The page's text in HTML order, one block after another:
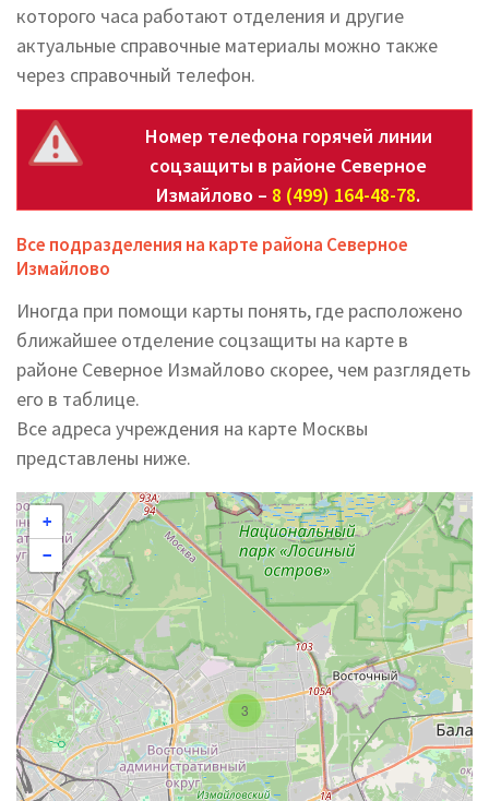
которого часа работают отделения и другие
актуальные справочные материалы можно также
через справочный телефон.
Номер телефона горячей линии
соцзащиты в районе Северное
Измайлово – 8 (499) 164-48-78.
Все подразделения на карте района Северное
Измайлово
Иногда при помощи карты понять, где расположено
ближайшее отделение соцзащиты на карте в
районе Северное Измайлово скорее, чем разглядеть
его в таблице.
Все адреса учреждения на карте Москвы
представлены ниже.
3
+
−